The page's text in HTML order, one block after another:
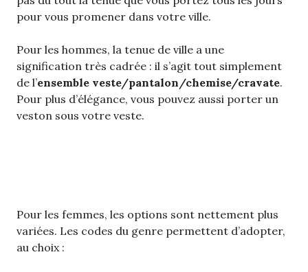
pour vous promener dans votre ville.
Pour les hommes, la tenue de ville a une
signification très cadrée : il s’agit tout simplement
de l’ensemble veste/pantalon/chemise/cravate.
Pour plus d’élégance, vous pouvez aussi porter un
veston sous votre veste.
Pour les femmes, les options sont nettement plus
variées. Les codes du genre permettent d’adopter,
au choix :